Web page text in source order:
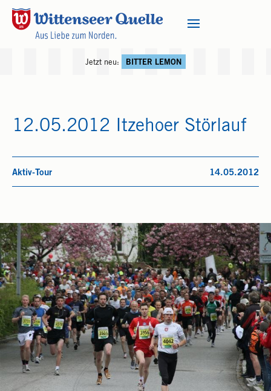
Jetzt neu: BITTER LEMON
12.05.2012 Itzehoer Störlauf
Aktiv-Tour 14.05.2012